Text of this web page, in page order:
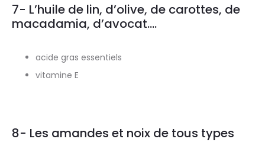
7- L’huile de lin, d’olive, de carottes, de
macadamia, d’avocat….
acide gras essentiels
vitamine E
8- Les amandes et noix de tous types